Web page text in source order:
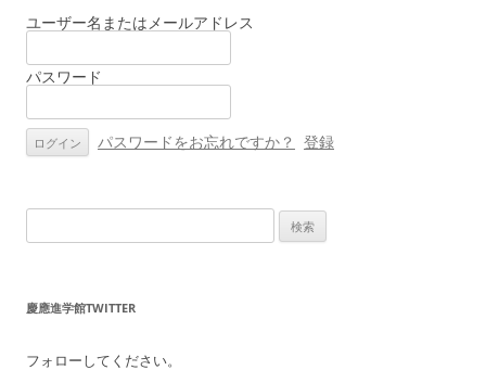
ゲ
シ
ン
ユーザー名またはメールアドレス
パスワード
パスワードをお忘れですか？ 登録
索:
慶應進学館TWITTER
フォローしてください。